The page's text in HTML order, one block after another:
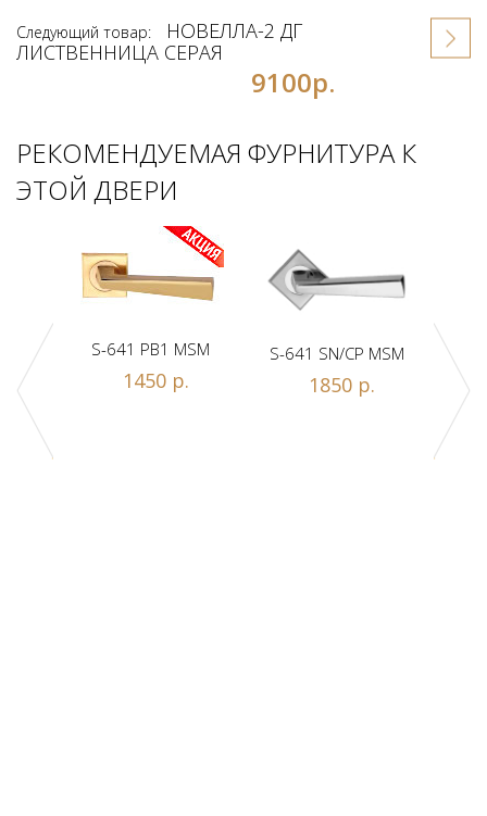
Следующий товар:
НОВЕЛЛА-2 ДГ
ЛИСТВЕННИЦА СЕРАЯ
9100р.
РЕКОМЕНДУЕМАЯ ФУРНИТУРА К
ЭТОЙ ДВЕРИ
A
S-641 PB1 MSM
1450 р.
S-641 SN/CP MSM
1850 р.